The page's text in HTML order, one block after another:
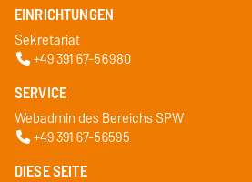
EINRICHTUNGEN
Sekretariat
+49 391 67-56980
SERVICE
Webadmin des Bereichs SPW
+49 391 67-56595
DIESE SEITE